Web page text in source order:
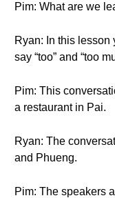
Pim: What are we
Ryan: In this
say “too” and “too
Pim: This
a restaurant in Pai.
Ryan: The
and Phueng.
Pim: The speakers